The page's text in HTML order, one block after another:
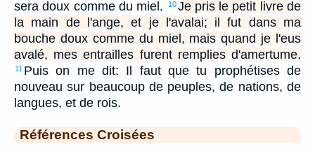
sera doux comme du miel. 10 Je pris le petit livre de
la main de l'ange, et je l'avalai; il fut dans ma
bouche doux comme du miel, mais quand je l'eus
avalé, mes entrailles furent remplies d'amertume.
11 Puis on me dit: Il faut que tu prophétises de
nouveau sur beaucoup de peuples, de nations, de
langues, et de rois.
Références Croisées